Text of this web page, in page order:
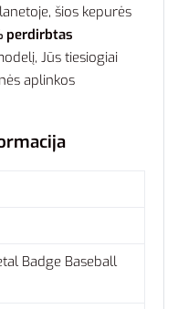
šios kepurės
perdirbtas
Jūs tiesiogiai
aplinkos
Badge Baseball